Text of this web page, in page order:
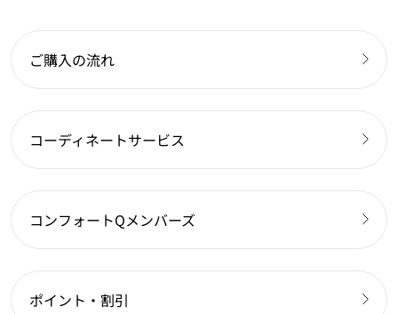
ご購入の流れ
コーディネートサービス
コンフォートQメンバーズ
ポイント・割引